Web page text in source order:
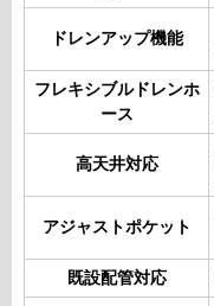
ドレンアップ機能
フレキシブルドレンホ
ース
高天井対応
アジャストポケット
既設配管対応